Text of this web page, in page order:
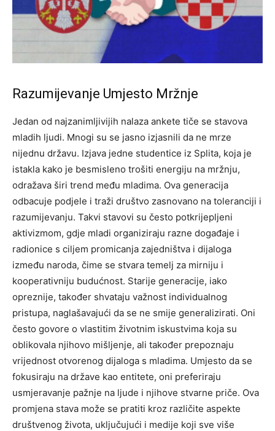
Razumijevanje Umjesto Mržnje
Jedan od najzanimljivijih nalaza ankete tiče se stavova
mladih ljudi. Mnogi su se jasno izjasnili da ne mrze
nijednu državu. Izjava jedne studentice iz Splita, koja je
istakla kako je besmisleno trošiti energiju na mržnju,
odražava širi trend među mladima. Ova generacija
odbacuje podjele i traži društvo zasnovano na toleranciji i
razumijevanju. Takvi stavovi su često potkrijepljeni
aktivizmom, gdje mladi organiziraju razne događaje i
radionice s ciljem promicanja zajedništva i dijaloga
između naroda, čime se stvara temelj za mirniju i
kooperativniju budućnost. Starije generacije, iako
opreznije, također shvataju važnost individualnog
pristupa, naglašavajući da se ne smije generalizirati. Oni
često govore o vlastitim životnim iskustvima koja su
oblikovala njihovo mišljenje, ali također prepoznaju
vrijednost otvorenog dijaloga s mladima. Umjesto da se
fokusiraju na države kao entitete, oni preferiraju
usmjeravanje pažnje na ljude i njihove stvarne priče. Ova
promjena stava može se pratiti kroz različite aspekte
društvenog života, uključujući i medije koji sve više